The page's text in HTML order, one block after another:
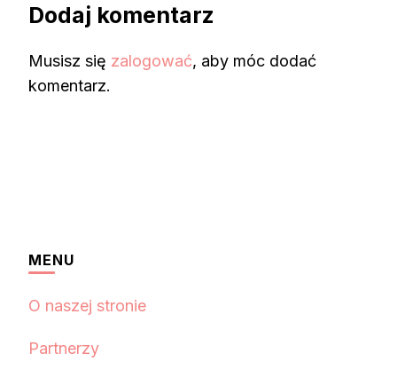
Dodaj komentarz
Musisz się zalogować, aby móc dodać
komentarz.
MENU
O naszej stronie
Partnerzy